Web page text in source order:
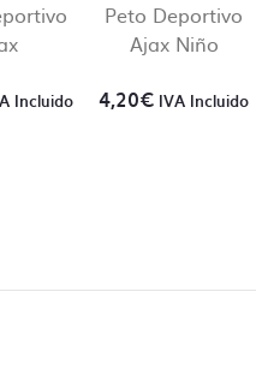
Incluido
Peto Deportivo
Ajax Niño
4,20€ IVA Incluido